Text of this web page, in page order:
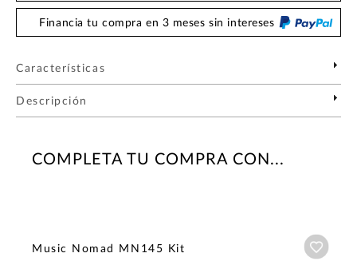
Financia tu compra en 3 meses sin intereses
Características
Descripción
COMPLETA TU COMPRA CON...
Music Nomad MN145 Kit